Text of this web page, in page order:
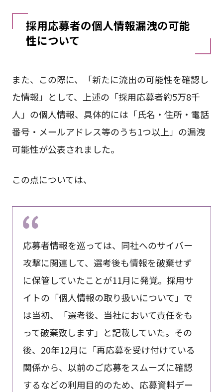
採用応募者の個人情報漏洩の可能
性について
また、この際に、「新たに流出の可能性を確認し
た情報」として、上述の「採用応募者約5万8千
人」の個人情報、具体的には「氏名・住所・電話
番号・メールアドレス等のうち1つ以上」の漏洩
可能性が公表されました。
この点については、
応募者情報を巡っては、同社へのサイバー
攻撃に関連して、選考後も情報を破棄せず
に保管していたことが11月に発覚。採用サ
イトの「個人情報の取り扱いについて」で
は当初、「選考後、当社において責任をも
って破棄致します」と記載していた。その
後、20年12月に「再応募を受け付けている
関係から、以前のご応募をスムーズに確認
するなどの利用目的のため、応募資料デー